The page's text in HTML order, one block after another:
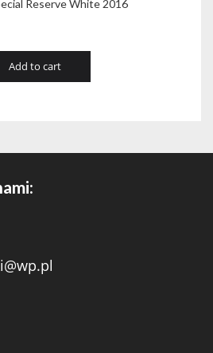
Reserve White 2016
Add to cart